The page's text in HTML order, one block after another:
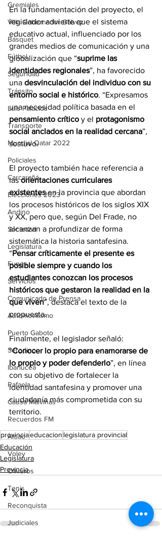
Gremiales
Villa Gobernador Gálvez
Básquet
Fútbol
Seguridad
Tránsito
Luis Palacios
Transporte
Mundial Qatar 2022
Policiales
Carcarañá
Elecciones 2023
Andino
Sociedad
Legislatura
Funes
Servicios
Comunicado de Prensa
Automovilismo
Puerto Gaboto
Serodino
Ibarlucea
Rafaela
Causa Malvinas
Recuerdos FM
Aldao
Voley
Oliveros
Tenis
Reconquista
Judiciales
En la fundamentación del proyecto, el
legislador advierte que el sistema
educativo actual, influenciado por los
grandes medios de comunicación y una
globalización que “suprime las
identidades regionales”, ha favorecido
una desvinculación del individuo con su
entorno social e histórico. “Expresamos
una necesidad política basada en el
pensamiento crítico y el protagonismo
social anclados en la realidad cercana”,
sostuvo.
El proyecto también hace referencia a
las orientaciones curriculares
existentes en la provincia que abordan
los procesos históricos de los siglos XIX
y XX, pero que, según Del Frade, no
alcanzan a profundizar de forma
sistemática la historia santafesina.
“Pensar críticamente el presente es
posible siempre y cuando los
estudiantes conozcan los procesos
históricos que gestaron la realidad en la
que viven”, destaca el texto de la
propuesta.
Finalmente, el legislador señaló:
“Conocer lo propio para enamorarse de
lo propio y poder defenderlo”, en línea
con su objetivo de fortalecer la
identidad santafesina y promover una
ciudadanía más comprometida con su
territorio.
provinciaeducacion legislatura provincial
Educación
Legislatura
Provincia